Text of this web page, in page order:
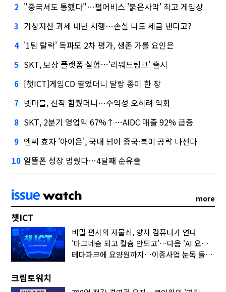
2 "중국서도 통했다"…펄어비스 '붉은사막' 최고 게임상
3 가상자산 과세 내년 시행…손실 나도 세금 낸다고?
4 '1팀 탈락' 독파모 2차 평가, 생존 가를 요인은
5 SKT, 보상 플랫폼 실험…'리워드링크' 출시
6 [챗ICT]게임CD 열었더니 달랑 종이 한 장
7 넷마블, 신작 힘줬더니…수익성 오히려 악화
8 SKT, 2분기 영업익 67%↑…AIDC 매출 92% 급증
9 엔씨 효자 '아이온', 국내 넘어 중국·북미 공략 나선다
10 알뜰폰 성장 멈췄다…4달째 순유출
more
챗ICT
비밀 편지의 자물쇠, 양자 컴퓨터가 연다
'마그네슘 되고 칼슘 안되고'…다음 'AI 요약' 갈 길은
테마파크에 요양원까지…이종사업 눈독 들이는 게임사
크립토워치